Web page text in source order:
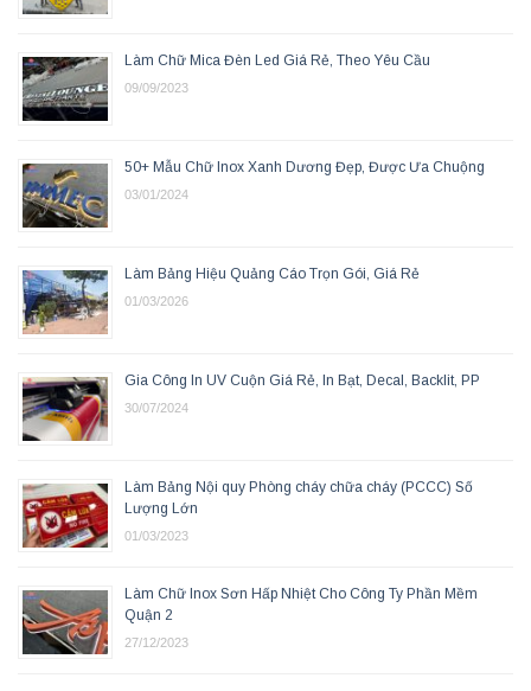
Làm Chữ Mica Đèn Led Giá Rẻ, Theo Yêu Cầu
09/09/2023
50+ Mẫu Chữ Inox Xanh Dương Đẹp, Được Ưa Chuộng
03/01/2024
Làm Bảng Hiệu Quảng Cáo Trọn Gói, Giá Rẻ
01/03/2026
Gia Công In UV Cuộn Giá Rẻ, In Bạt, Decal, Backlit, PP
30/07/2024
Làm Bảng Nội quy Phòng cháy chữa cháy (PCCC) Số
Lượng Lớn
01/03/2023
Làm Chữ Inox Sơn Hấp Nhiệt Cho Công Ty Phần Mềm
Quận 2
27/12/2023